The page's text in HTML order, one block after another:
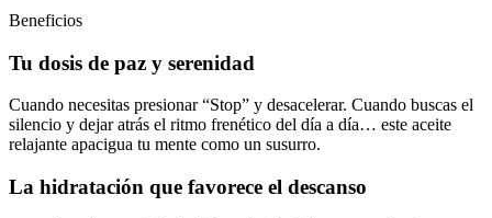
Beneficios
Tu dosis de paz y serenidad
Cuando necesitas presionar “Stop” y desacelerar. Cuando buscas el
silencio y dejar atrás el ritmo frenético del día a día… este aceite
relajante apacigua tu mente como un susurro.
La hidratación que favorece el descanso